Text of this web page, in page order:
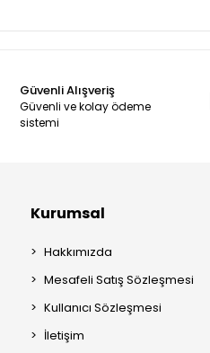
Güvenli Alışveriş
Güvenli ve kolay ödeme
sistemi
Kurumsal
Hakkımızda
Mesafeli Satış Sözleşmesi
Kullanıcı Sözleşmesi
İletişim